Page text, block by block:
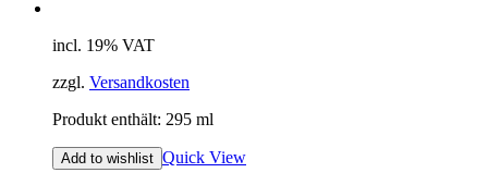
incl. 19% VAT
zzgl. Versandkosten
Produkt enthält: 295 ml
Add to wishlist Quick View